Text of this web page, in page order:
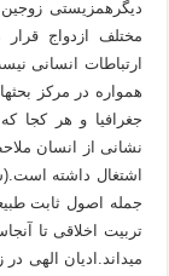
دیگرهمزیستی زوجین
مختلف ازدواج
همواره در مرکز
جغرافیا و هر کجا
نشانی از انسان
جمله اصول ثابت
تربیت اخلاقی تا
میداند.ادیان الهی